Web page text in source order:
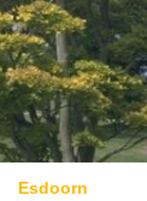
Esdoorn